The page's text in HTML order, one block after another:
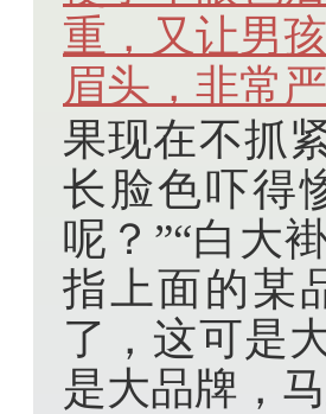
重，又让男
眉头，非常
果现在不抓
长脸色吓得
呢？”“白大
指上面的某
了，这可是
是大品牌，